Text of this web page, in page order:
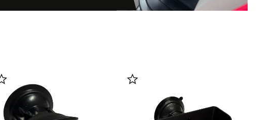
Lägg till i favoriter Lägg till i favoriter